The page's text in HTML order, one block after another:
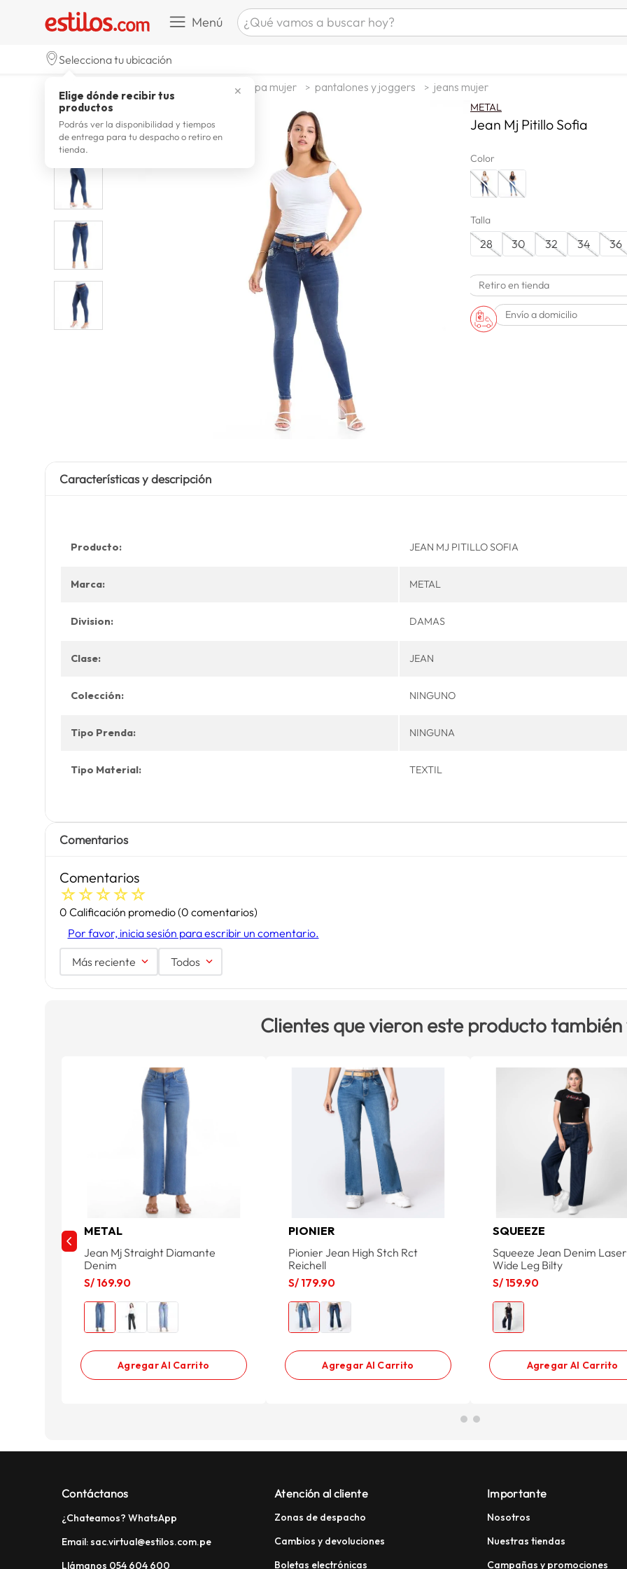
Menú ¿Qué vamos a buscar hoy?
zapatillas mujer
zapatillas hombre
moda
zapatillas
tv
laptop
terrex
9. cocina
10. lavadora
Selecciona tu ubicación
✕
Elige dónde recibir tus
productos
Podrás ver la disponibilidad y tiempos
de entrega para tu despacho o retiro en
tienda.
ropa mujer pantalones y joggers jeans mujer
METAL
Jean Mj Pitillo Sofia
Color
Talla
28 30 32 34 36
Retiro en tienda
Envío a domicilio
Características y descripción
Producto: JEAN MJ PITILLO SOFIA
Marca: METAL
Division: DAMAS
Clase: JEAN
Colección: NINGUNO
Tipo Prenda: NINGUNA
Tipo Material: TEXTIL
Comentarios
Comentarios
☆☆☆☆☆
0 Calificación promedio(0 comentarios)
Por favor, inicia sesión para escribir un comentario.
Más reciente Todos
Clientes que vieron este producto
METAL
Jean Mj Straight Diamante
Denim
S/ 169.90
Agregar Al Carrito
PIONIER
Pionier Jean High Stch Rct
Reichell
S/ 179.90
Agregar Al Carrito
SQUEEZE
Squeeze Jean Denim Laser
Wide Leg Bilty
S/ 159.90
Agregar Al Carrito
Contáctanos
¿Chateamos? WhatsApp
Email: sac.virtual@estilos.com.pe
Llámanos 054 604 600
Atención al cliente
Zonas de despacho
Cambios y devoluciones
Boletas electrónicas
Importante
Nosotros
Nuestras tiendas
Campañas y promociones